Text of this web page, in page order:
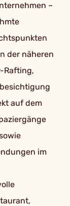
–
der näheren
Rafting,
auf dem
im